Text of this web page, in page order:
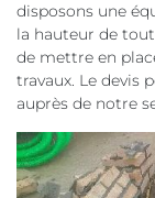
disposons une
la hauteur de
de mettre en
travaux. Le devis
auprès de notre